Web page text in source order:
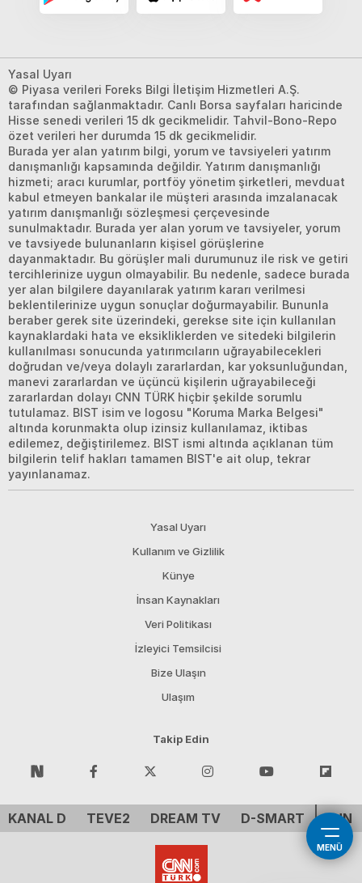
MENÜ
Yasal Uyarı
© Piyasa verileri Foreks Bilgi İletişim Hizmetleri A.Ş.
tarafından sağlanmaktadır. Canlı Borsa sayfaları haricinde
Hisse senedi verileri 15 dk gecikmelidir. Tahvil-Bono-Repo
özet verileri her durumda 15 dk gecikmelidir.
Burada yer alan yatırım bilgi, yorum ve tavsiyeleri yatırım
danışmanlığı kapsamında değildir. Yatırım danışmanlığı
hizmeti; aracı kurumlar, portföy yönetim şirketleri, mevduat
kabul etmeyen bankalar ile müşteri arasında imzalanacak
yatırım danışmanlığı sözleşmesi çerçevesinde
sunulmaktadır. Burada yer alan yorum ve tavsiyeler, yorum
ve tavsiyede bulunanların kişisel görüşlerine
dayanmaktadır. Bu görüşler mali durumunuz ile risk ve getiri
tercihlerinize uygun olmayabilir. Bu nedenle, sadece burada
yer alan bilgilere dayanılarak yatırım kararı verilmesi
beklentilerinize uygun sonuçlar doğurmayabilir. Bununla
beraber gerek site üzerindeki, gerekse site için kullanılan
kaynaklardaki hata ve eksikliklerden ve sitedeki bilgilerin
kullanılması sonucunda yatırımcıların uğrayabilecekleri
doğrudan ve/veya dolaylı zararlardan, kar yoksunluğundan,
manevi zararlardan ve üçüncü kişilerin uğrayabileceği
zararlardan dolayı CNN TÜRK hiçbir şekilde sorumlu
tutulamaz. BIST isim ve logosu "Koruma Marka Belgesi"
altında korunmakta olup izinsiz kullanılamaz, iktibas
edilemez, değiştirilemez. BIST ismi altında açıklanan tüm
bilgilerin telif hakları tamamen BIST'e ait olup, tekrar
yayınlanamaz.
Yasal Uyarı
Kullanım ve Gizlilik
Künye
İnsan Kaynakları
Veri Politikası
İzleyici Temsilcisi
Bize Ulaşın
Ulaşım
Takip Edin
KANAL D TEVE2 DREAM TV D-SMART CNN